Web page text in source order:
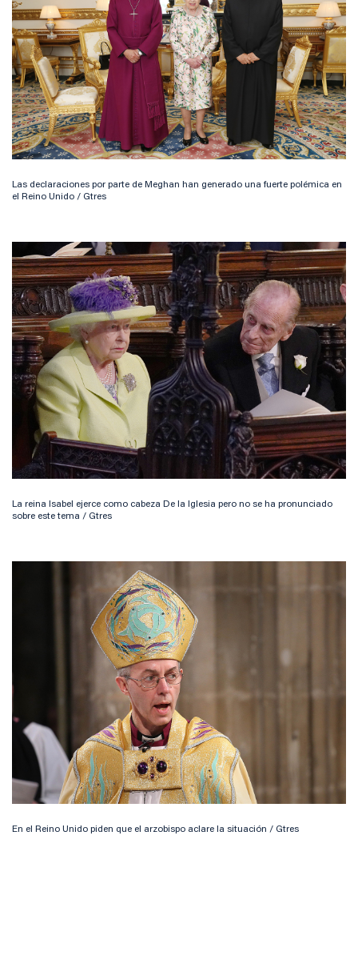
Las declaraciones por parte de Meghan han generado una fuerte polémica en
el Reino Unido / Gtres
La reina Isabel ejerce como cabeza De la Iglesia pero no se ha pronunciado
sobre este tema / Gtres
En el Reino Unido piden que el arzobispo aclare la situación / Gtres